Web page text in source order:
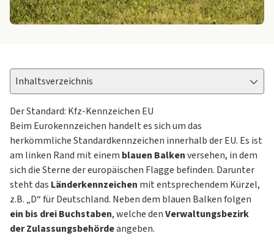
Inhaltsverzeichnis
Der Standard: Kfz-Kennzeichen EU
Beim Eurokennzeichen handelt es sich um das
herkömmliche Standardkennzeichen innerhalb der EU. Es ist
am linken Rand mit einem blauen Balkenversehen, in dem
sich die Sterne der europäischen Flagge befinden. Darunter
steht das Länderkennzeichen mit entsprechendem Kürzel,
z.B. „D“ für Deutschland. Neben dem blauen Balken folgen
ein bis drei Buchstaben, welche denVerwaltungsbezirk
der Zulassungsbehördeangeben.